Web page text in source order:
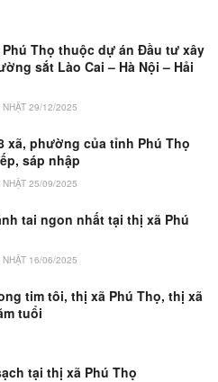
Thọ thuộc dự án Đầu tư xây
sắt Lào Cai – Hà Nội – Hải
29/12/2025
xã, phường của tỉnh Phú Thọ
sáp nhập
25/09/2025
tai ngon nhất tại thị xã Phú
16/06/2025
tim tôi, thị xã Phú Thọ, thị xã
tuổi
tại thị xã Phú Thọ